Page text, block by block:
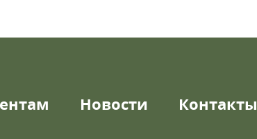
Новости Контакты